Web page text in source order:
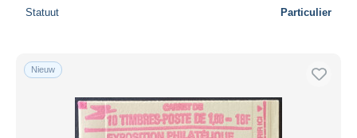
Statuut Particulier
Nieuw